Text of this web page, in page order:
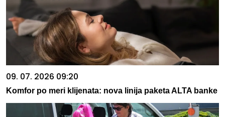
09. 07. 2026 09:20
Komfor po meri klijenata: nova linija paketa ALTA banke